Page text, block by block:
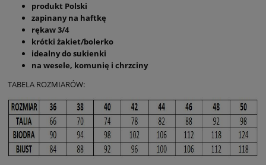
produkt Polski
zapinany na haftkę
rękaw 3/4
krótki żakiet/bolerko
idealny do sukienki
na wesele, komunię i chrzciny
TABELA ROZMIARÓW: